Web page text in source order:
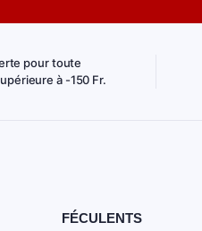
pour toute
à -150 Fr.
FÉCULENTS